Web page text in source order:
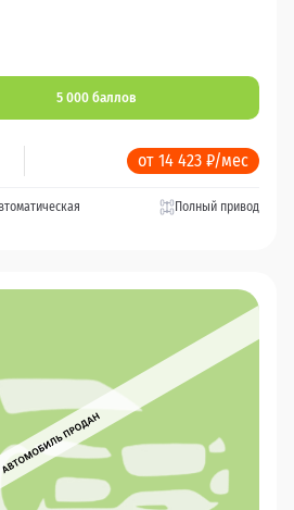
5 000 баллов
от 14 423 ₽/мес
Полный привод